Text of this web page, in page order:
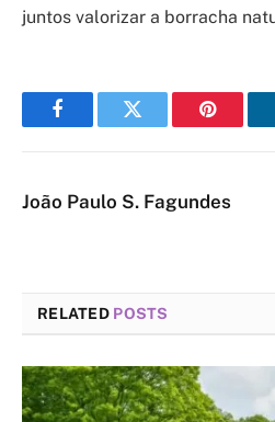
juntos valorizar a borracha
FacebookTwitter Pinterest
João Paulo S. Fagundes
RELATED POSTS